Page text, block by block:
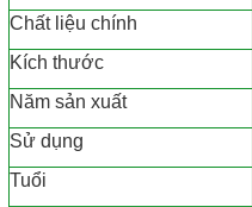
Chất liệu chính
Kích thước
Năm sản xuất
Sử dụng
Tuổi